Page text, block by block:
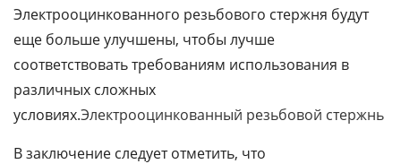
Электрооцинкованного резьбового стержня будут
еще больше улучшены, чтобы лучше
соответствовать требованиям использования в
различных сложных
условиях.Электрооцинкованный резьбовой стержнь
В заключение следует отметить, что